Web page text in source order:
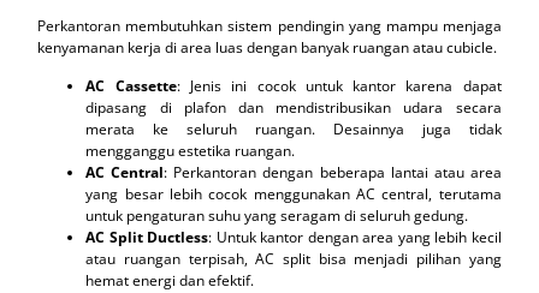
Perkantoran membutuhkan sistem pendingin yang mampu menjaga
kenyamanan kerja di area luas dengan banyak ruangan atau cubicle.
AC Cassette: Jenis ini cocok untuk kantor karena dapat
dipasang di plafon dan mendistribusikan udara secara
merata ke seluruh ruangan. Desainnya juga tidak
mengganggu estetika ruangan.
AC Central: Perkantoran dengan beberapa lantai atau area
yang besar lebih cocok menggunakan AC central, terutama
untuk pengaturan suhu yang seragam di seluruh gedung.
AC Split Ductless: Untuk kantor dengan area yang lebih kecil
atau ruangan terpisah, AC split bisa menjadi pilihan yang
hemat energi dan efektif.